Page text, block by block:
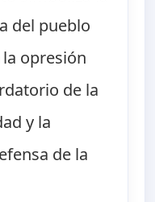
del pueblo
opresión
de la
y la
de la